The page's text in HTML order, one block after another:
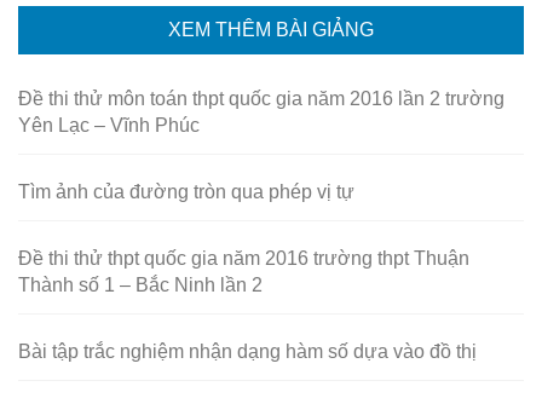
XEM THÊM BÀI GIẢNG
Đề thi thử môn toán thpt quốc gia năm 2016 lần 2 trường
Yên Lạc – Vĩnh Phúc
Tìm ảnh của đường tròn qua phép vị tự
Đề thi thử thpt quốc gia năm 2016 trường thpt Thuận
Thành số 1 – Bắc Ninh lần 2
Bài tập trắc nghiệm nhận dạng hàm số dựa vào đồ thị